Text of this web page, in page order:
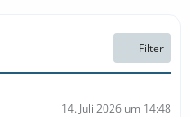
Filter
14. Juli 2026 um 14:48